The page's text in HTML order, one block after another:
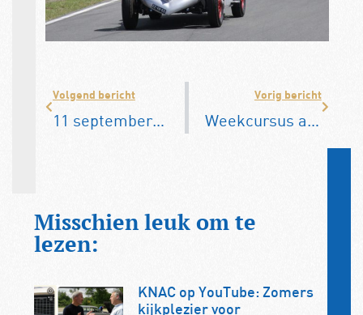
Volgend bericht
11 september: KNAC Club Collection tijdens Wheels Mariënwaerdt 2026
Vorig bericht
Weekcursus autosleutelen: meerdere datums in juli
Misschien leuk om te
lezen:
KNAC op YouTube: Zomers
kijkplezier voor